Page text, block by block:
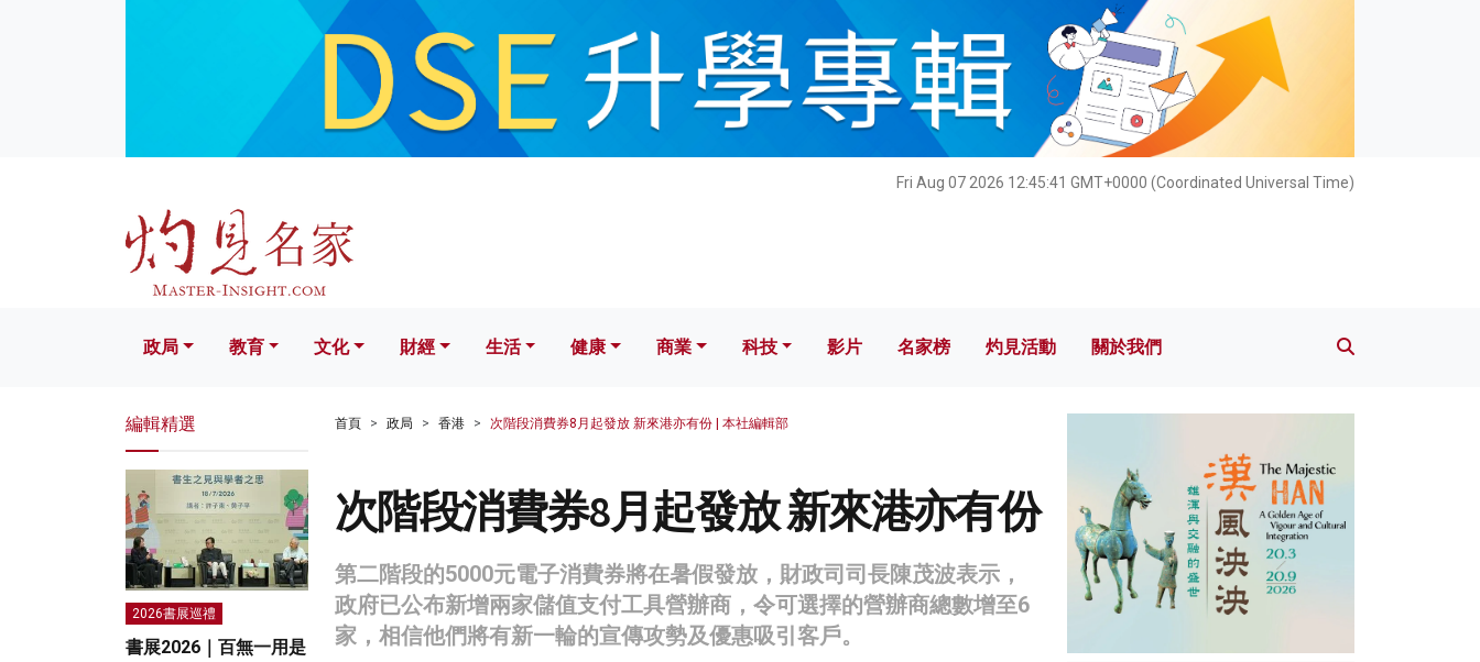
Fri Aug 07 2026 12:45:43 GMT+0000 (Coordinated Universal Time)
文化 財經 生活 健康 科技 影片 名家榜 灼見活動 關於我們
政局 教育 文化 財經 生活 健康 商業 科技 影片 名家榜 灼見活動 關於我們
首頁 政局 香港 次階段消費券8月起發放 新來港亦有份 | 本社編輯部
次階段消費券8月起發放 新來港亦有份
第二階段的5000元電子消費券將在暑假發放，財政司司長陳茂波表示，
政府已公布新增兩家儲值支付工具營辦商，令可選擇的營辦商總數增至6
家，相信他們將有新一輪的宣傳攻勢及優惠吸引客戶。
編輯精選
2026書展巡禮
書展2026｜百無一用是